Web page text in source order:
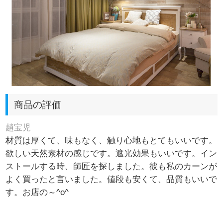
商品の評価
趙宝児
材質は厚くて、味もなく、触り心地もとてもいいです。
欲しい天然素材の感じです。遮光効果もいいです。イン
ストールする時、師匠を探しました。彼も私のカーンが
よく買ったと言いました。値段も安くて、品質もいいで
す。お店の～^o^